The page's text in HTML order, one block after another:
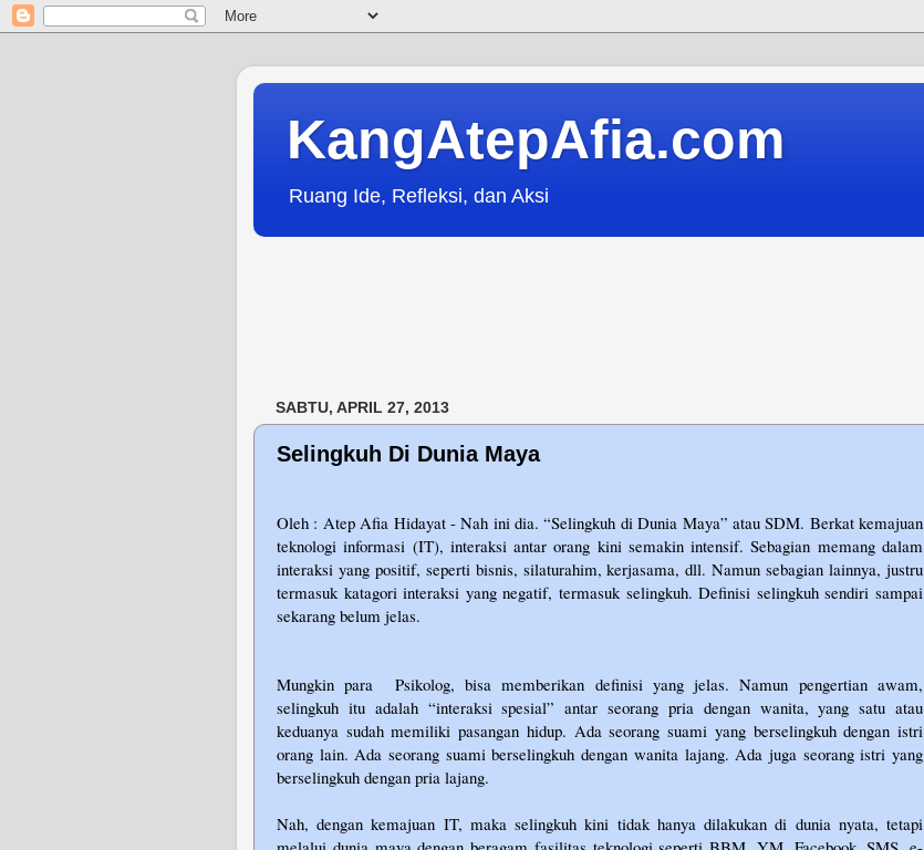
KangAtepAfia.com
Ruang Ide, Refleksi, dan Aksi
SABTU, APRIL 27, 2013
Selingkuh Di Dunia Maya
Oleh : Atep Afia Hidayat - Nah ini dia. “Selingkuh di Dunia Maya” atau SDM. Berkat kemajuan
teknologi informasi (IT), interaksi antar orang kini semakin intensif. Sebagian memang dalam
interaksi yang positif, seperti bisnis, silaturahim, kerjasama, dll. Namun sebagian lainnya, justru
termasuk katagori interaksi yang negatif, termasuk selingkuh. Definisi selingkuh sendiri sampai
sekarang belum jelas.
Mungkin para
Psikolog, bisa memberikan definisi yang jelas. Namun pengertian awam,
selingkuh itu adalah “interaksi spesial” antar seorang pria dengan wanita, yang satu atau
keduanya sudah memiliki pasangan hidup. Ada seorang suami yang berselingkuh dengan istri
orang lain. Ada seorang suami berselingkuh dengan wanita lajang. Ada juga seorang istri yang
berselingkuh dengan pria lajang.
Nah, dengan kemajuan IT, maka selingkuh kini tidak hanya dilakukan di dunia nyata, tetapi